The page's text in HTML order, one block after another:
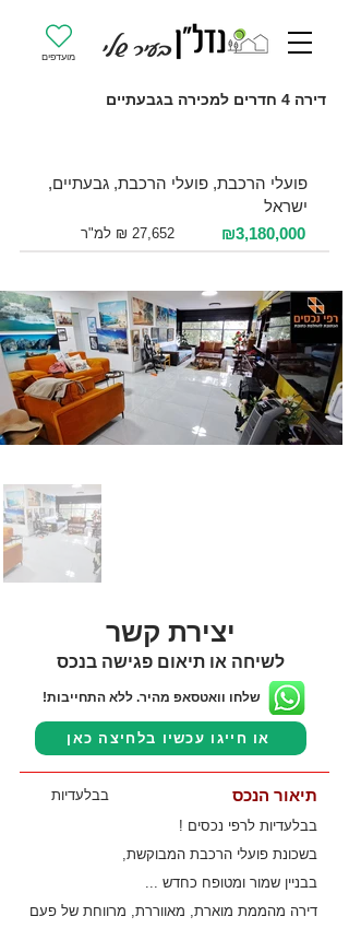
מועדפים
דירה 4 חדרים למכירה בגבעתיים
פועלי הרכבת, פועלי הרכבת, גבעתיים,
ישראל
₪3,180,000
יצירת קשר
לשיחה או תיאום פגישה בנכס
שלחו וואטסאפ מהיר. ללא התחייבות!
או חייגו עכשיו בלחיצה כאן
בבלעדיות תיאור הנכס
בבלעדיות לרפי נכסים !
בשכונת פועלי הרכבת המבוקשת,
בבניין שמור ומטופח כחדש ...
דירה מהממת מוארת, מאווררת, מרווחת של פעם